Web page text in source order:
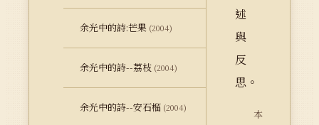
余光中的詩:芒果 (2004)
余光中的詩--荔枝 (2004)
余光中的詩--安石榴 (2004)
述
與
反
思。
本